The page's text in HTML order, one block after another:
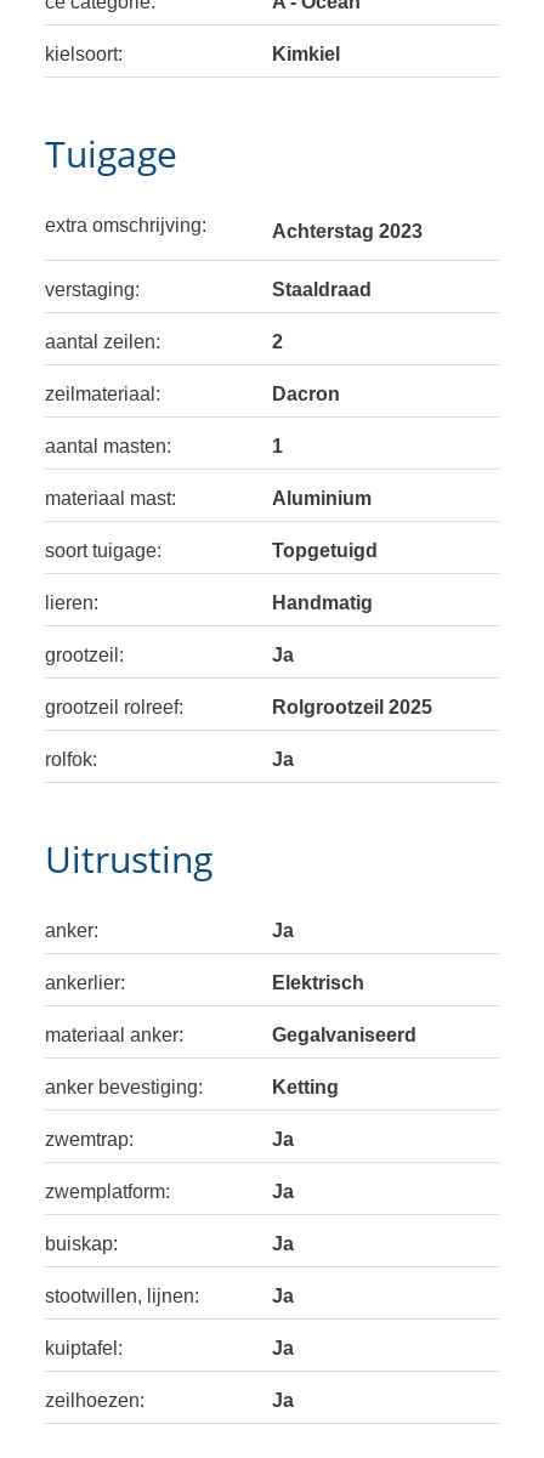
kielsoort: Kimkiel
Tuigage
extra omschrijving: Achterstag 2023
verstaging: Staaldraad
aantal zeilen: 2
zeilmateriaal: Dacron
aantal masten: 1
materiaal mast: Aluminium
soort tuigage: Topgetuigd
lieren: Handmatig
grootzeil: Ja
grootzeil rolreef: Rolgrootzeil 2025
rolfok: Ja
Uitrusting
anker: Ja
ankerlier: Elektrisch
materiaal anker: Gegalvaniseerd
anker bevestiging: Ketting
zwemtrap: Ja
zwemplatform: Ja
buiskap: Ja
stootwillen, lijnen: Ja
kuiptafel: Ja
zeilhoezen: Ja